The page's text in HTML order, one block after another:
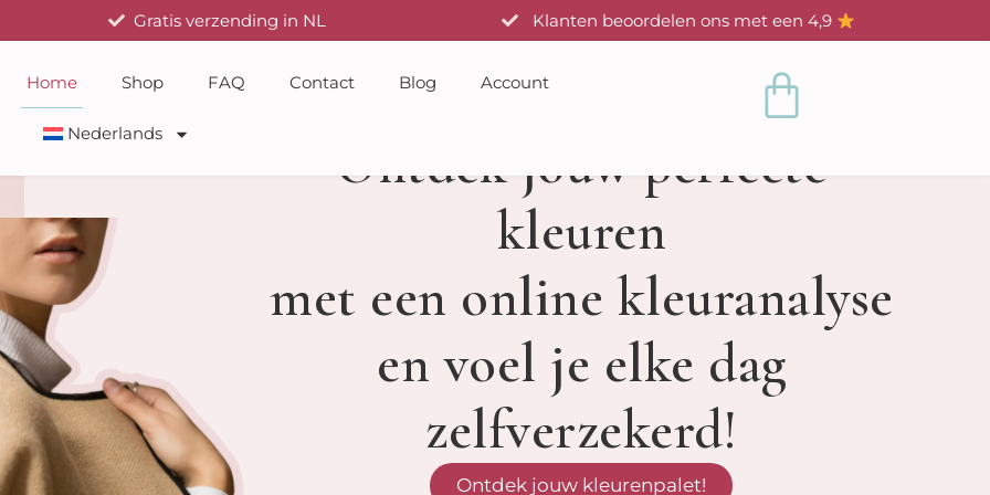
Gratis verzending in NL Klanten beoordelen ons met een 4,9
Home Shop FAQ Contact Blog Account
Nederlands
Ontdek jouw perfecte
kleuren
met een online kleuranalyse
en voel je elke dag
zelfverzekerd!
Ontdek jouw kleurenpalet!